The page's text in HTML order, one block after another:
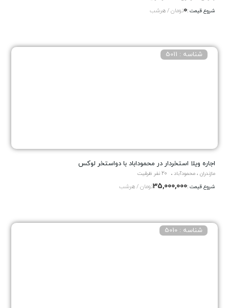
شروع قیمت :0تومان / هرشب
اجاره ویلا استخردار در محموداباد با دواستخر لوکس
شناسه : 5011
مازندران ، محمودآباد
20 نفر ظرفیت
شروع قیمت :35,000,000تومان / هرشب
شناسه : 5010